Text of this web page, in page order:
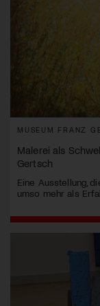
MUSEUM FRANZ
Malerei als
Gertsch
Eine Ausstellung,
umso mehr als